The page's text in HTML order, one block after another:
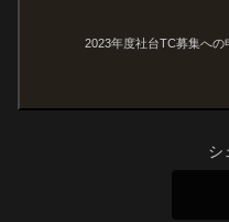
2023年度社台TC募集への
シ